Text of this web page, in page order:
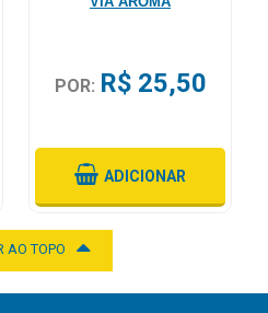
POR: R$ 25,50
ADICIONAR
AO TOPO